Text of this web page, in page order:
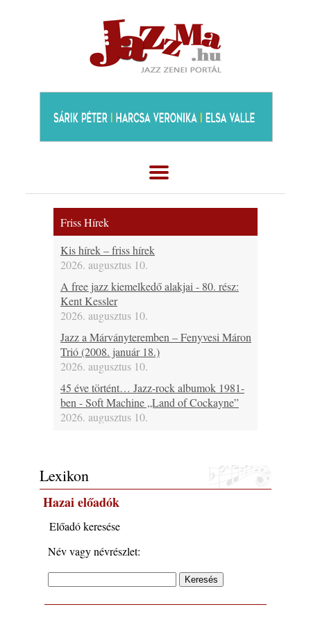
Friss Hírek
Kis hírek – friss hírek
2026. augusztus 10.
A free jazz kiemelkedő alakjai - 80. rész:
Kent Kessler
2026. augusztus 10.
Jazz a Márványteremben – Fenyvesi Máron
Trió (2008. január 18.)
2026. augusztus 10.
45 éve történt… Jazz-rock albumok 1981-
ben - Soft Machine „Land of Cockayne”
2026. augusztus 10.
A www.jazzma.hu-n eddig megjelent írások
összegzése – 2026 augusztus
2026. augusztus 09.
A Magyar Jazz Szövetség a Művészetek
2026. augusztus 09.
Ez lesz idén a Balaton legkedvesebb
eseménye: augusztus közepén érkezik a
Malomvölgy Fesztivál!
Lexikon
Hazai előadók
Előadó keresése
Név vagy névrészlet: